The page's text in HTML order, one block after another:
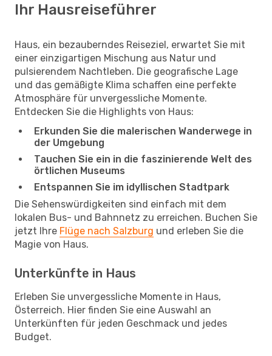
Ihr Hausreiseführer
Haus, ein bezauberndes Reiseziel, erwartet Sie mit
einer einzigartigen Mischung aus Natur und
pulsierendem Nachtleben. Die geografische Lage
und das gemäßigte Klima schaffen eine perfekte
Atmosphäre für unvergessliche Momente.
Entdecken Sie die Highlights von Haus:
Erkunden Sie die malerischen Wanderwege in
der Umgebung
Tauchen Sie ein in die faszinierende Welt des
örtlichen Museums
Entspannen Sie im idyllischen Stadtpark
Die Sehenswürdigkeiten sind einfach mit dem
lokalen Bus- und Bahnnetz zu erreichen. Buchen Sie
jetzt Ihre Flüge nach Salzburg und erleben Sie die
Magie von Haus.
Unterkünfte in Haus
Erleben Sie unvergessliche Momente in Haus,
Österreich. Hier finden Sie eine Auswahl an
Unterkünften für jeden Geschmack und jedes
Budget.